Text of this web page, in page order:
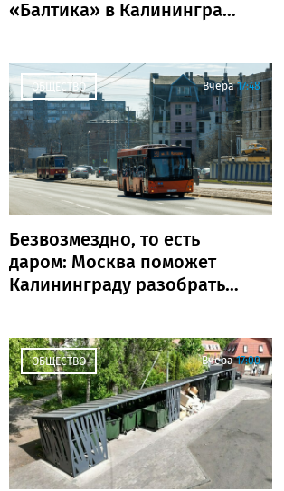
«Балтика» в Калининграде
ОБЩЕСТВО Вчера 17:48
Безвозмездно, то есть
даром: Москва поможет
Калининграду разобраться
ОБЩЕСТВО Вчера 17:00